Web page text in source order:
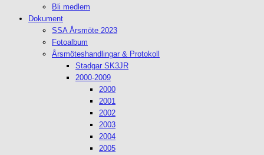
Bli medlem
Dokument
SSA Årsmöte 2023
Fotoalbum
Årsmöteshandlingar & Protokoll
Stadgar SK3JR
2000-2009
2000
2001
2002
2003
2004
2005